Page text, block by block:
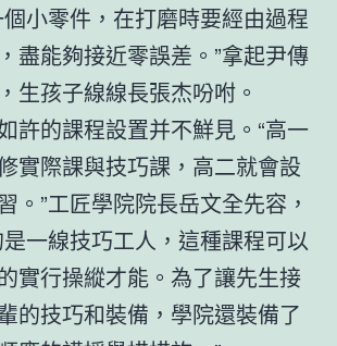
小零件，在打磨時要經由過程
盡能夠接近零誤差。”拿起尹傳
生孩子線線長張杰吩咐。
許的課程設置并不鮮見。“高一
實際課與技巧課，高二就會設
。”工匠學院院長岳文全先容，
一線技巧工人，這種課程可以
實行操縱才能。為了讓先生接
的技巧和裝備，學院還裝備了